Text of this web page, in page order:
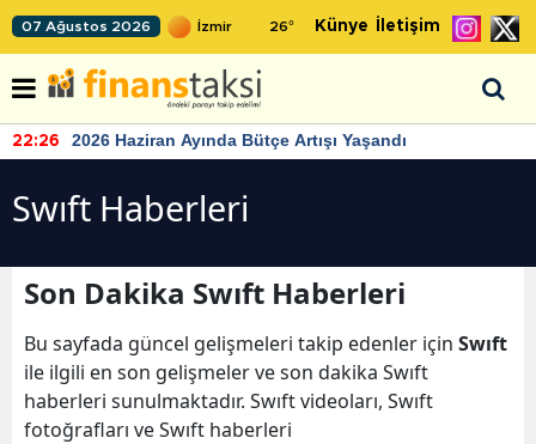
07 Ağustos 2026 26° Künye İletişim
22:26 2026 Haziran Ayında Bütçe Artışı Yaşandı
Swıft Haberleri
Son Dakika Swıft Haberleri
Bu sayfada güncel gelişmeleri takip edenler için Swıft
ile ilgili en son gelişmeler ve son dakika Swıft
haberleri sunulmaktadır. Swıft videoları, Swıft
fotoğrafları ve Swıft haberleri